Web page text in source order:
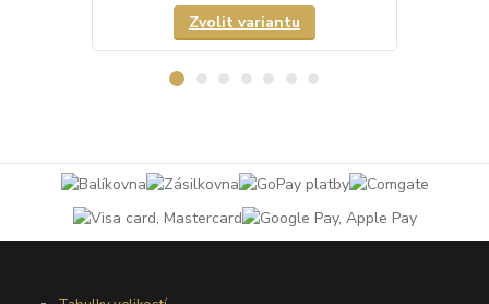
Zvolit variantu